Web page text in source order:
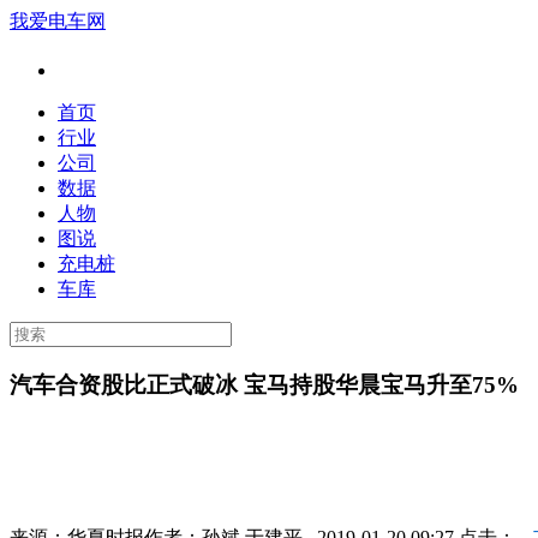
我爱电车网
首页
行业
公司
数据
人物
图说
充电桩
车库
汽车合资股比正式破冰 宝马持股华晨宝马升至75%